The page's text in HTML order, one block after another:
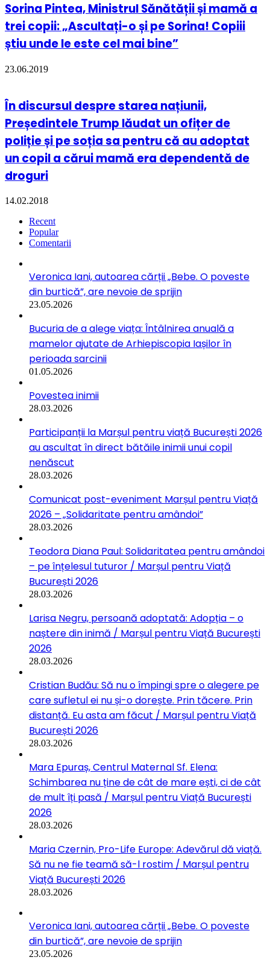
Sorina Pintea, Ministrul Sănătății și mamă a
trei copii: „Ascultați-o și pe Sorina! Copiii
știu unde le este cel mai bine”
23.06.2019
În discursul despre starea națiunii,
Președintele Trump lăudat un ofițer de
poliție și pe soția sa pentru că au adoptat
un copil a cărui mamă era dependentă de
droguri
14.02.2018
Recent
Popular
Comentarii
Veronica Iani, autoarea cărții „Bebe. O poveste
din burtică”, are nevoie de sprijin
23.05.2026
Bucuria de a alege viața: Întâlnirea anuală a
mamelor ajutate de Arhiepiscopia Iașilor în
perioada sarcinii
01.05.2026
Povestea inimii
28.03.2026
Participanții la Marșul pentru viață București 2026
au ascultat în direct bătăile inimii unui copil
nenăscut
28.03.2026
Comunicat post-eveniment Marșul pentru Viață
2026 – „Solidaritate pentru amândoi”
28.03.2026
Teodora Diana Paul: Solidaritatea pentru amândoi
– pe înțelesul tuturor / Marșul pentru Viață
București 2026
28.03.2026
Larisa Negru, persoană adoptată: Adopția – o
naștere din inimă / Marșul pentru Viață București
2026
28.03.2026
Cristian Budău: Să nu o împingi spre o alegere pe
care sufletul ei nu și-o dorește. Prin tăcere. Prin
distanță. Eu asta am făcut / Marșul pentru Viață
București 2026
28.03.2026
Mara Epuraș, Centrul Maternal Sf. Elena:
Schimbarea nu ține de cât de mare ești, ci de cât
de mult îți pasă / Marșul pentru Viață București
2026
28.03.2026
Maria Czernin, Pro-Life Europe: Adevărul dă viață.
Să nu ne fie teamă să-l rostim / Marșul pentru
Viață București 2026
28.03.2026
Veronica Iani, autoarea cărții „Bebe. O poveste
din burtică”, are nevoie de sprijin
23.05.2026